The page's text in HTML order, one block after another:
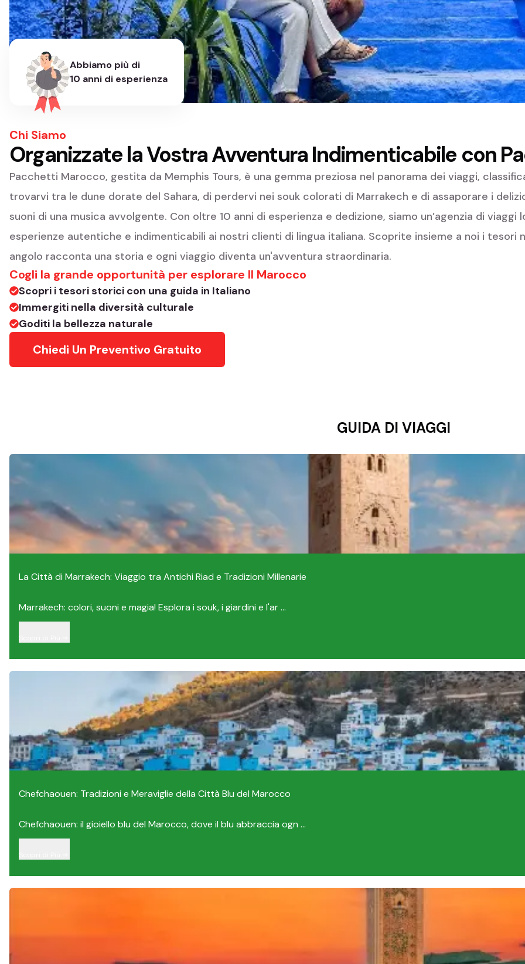
Abbiamo più di
10 anni di esperienza
Chi Siamo
Organizzate la Vostra Avventura Indimenticabile con
Pacchetti Marocco, gestita da Memphis Tours, è una gemma preziosa nel panorama dei viaggi,
trovarvi tra le dune dorate del Sahara, di perdervi nei souk colorati di Marrakech e di assaporare i
suoni di una musica avvolgente. Con oltre 10 anni di esperienza e dedizione, siamo un’agenzia di
esperienze autentiche e indimenticabili ai nostri clienti di lingua italiana. Scoprite insieme a noi i
angolo racconta una storia e ogni viaggio diventa un'avventura straordinaria.
Cogli la grande opportunità per esplorare Il Marocco
Scopri i tesori storici con una guida in Italiano
Immergiti nella diversità culturale
Goditi la bellezza naturale
Chiedi Un Preventivo Gratuito
GUIDA DI VIAGGI
La Città di Marrakech: Viaggio tra Antichi Riad e Tradizioni Millenarie
Marrakech: colori, suoni e magia! Esplora i souk, i giardini e l'ar ...
Chefchaouen: Tradizioni e Meraviglie della Città Blu del Marocco
Chefchaouen: il gioiello blu del Marocco, dove il blu abbraccia ogn ...